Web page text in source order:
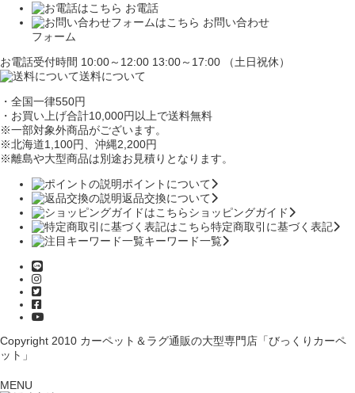
お電話
お問い合わせ
フォーム
お電話受付時間 10:00～12:00 13:00～17:00 （土日祝休）
送料について
・全国一律550円
・お買い上げ合計10,000円 以上で送料無料
※一部対象外商品がございます。
※北海道1,100円
、沖縄2,200円
※離島や大型商品は別途お見積りとなります。
ポイントについて
返品交換について
ショッピングガイド
特定商取引に基づく表記
キーワード一覧
Copyright 2010 カーペット＆ラグ通販の大型専門店「びっくりカーペ
ット」
MENU